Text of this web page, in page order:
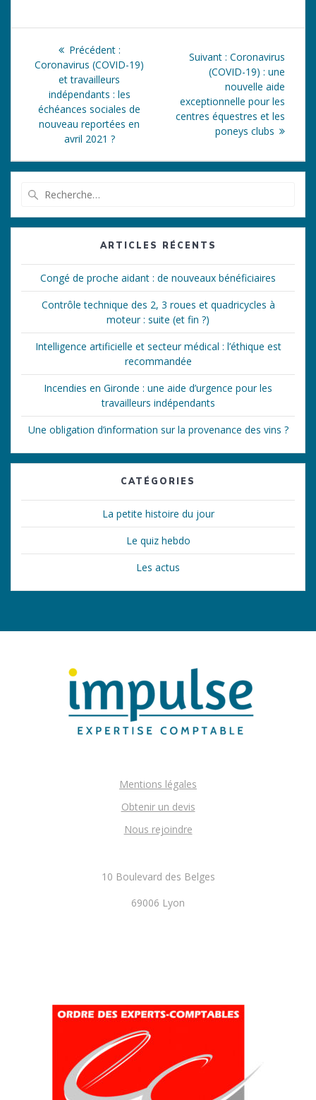
Navigation
l’article
Précédent :Article
précédent
Coronavirus (COVID-19)
et travailleurs
indépendants : les
échéances sociales de
nouveau reportées en
avril 2021 ?
Suivant : Article
suivant
:
Coronavirus
(COVID-19) : une
nouvelle aide
exceptionnelle pour les
centres équestres et les
poneys clubs
:
ARTICLES RÉCENTS
Congé de proche aidant : de nouveaux bénéficiaires
Contrôle technique des 2, 3 roues et quadricycles à
moteur : suite (et fin ?)
Intelligence artificielle et secteur médical : l’éthique est
recommandée
Incendies en Gironde : une aide d’urgence pour les
travailleurs indépendants
Une obligation d’information sur la provenance des vins ?
CATÉGORIES
La petite histoire du jour
Le quiz hebdo
Les actus
Mentions légales
Obtenir un devis
Nous rejoindre
10 Boulevard des Belges
69006 Lyon